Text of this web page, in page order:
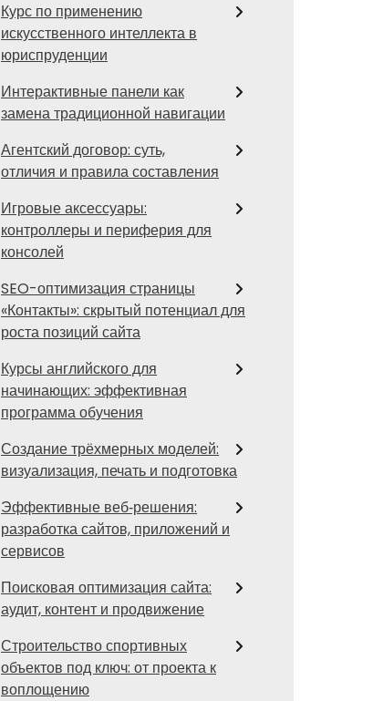
Курс по применению
искусственного интеллекта в
юриспруденции
Интерактивные панели как
замена традиционной навигации
Агентский договор: суть,
отличия и правила составления
Игровые аксессуары:
контроллеры и периферия для
консолей
SEO-оптимизация страницы
«Контакты»: скрытый потенциал для
роста позиций сайта
Курсы английского для
начинающих: эффективная
программа обучения
Создание трёхмерных моделей:
визуализация, печать и подготовка
Эффективные веб‑решения:
разработка сайтов, приложений и
сервисов
Поисковая оптимизация сайта:
аудит, контент и продвижение
Строительство спортивных
объектов под ключ: от проекта к
воплощению